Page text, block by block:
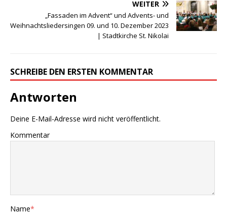
WEITER
„Fassaden im Advent“ und Advents- und
Weihnachtsliedersingen 09. und 10. Dezember 2023
| Stadtkirche St. Nikolai
SCHREIBE DEN ERSTEN KOMMENTAR
Antworten
Deine E-Mail-Adresse wird nicht veröffentlicht.
Kommentar
Name*